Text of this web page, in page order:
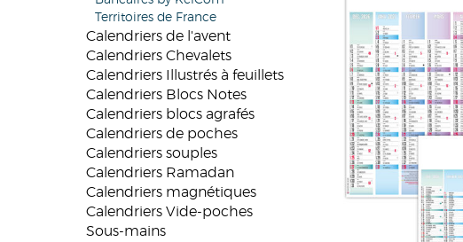
Territoires de France
Calendriers de l'avent
Calendriers Chevalets
Calendriers Illustrés à feuillets
Calendriers Blocs Notes
Calendriers blocs agrafés
Calendriers de poches
Calendriers souples
Calendriers Ramadan
Calendriers magnétiques
Calendriers Vide-poches
Sous-mains